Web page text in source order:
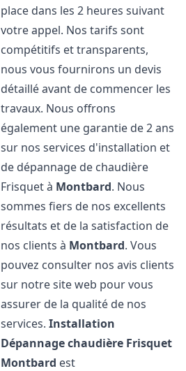
place dans les 2 heures suivant
votre appel. Nos tarifs sont
compétitifs et transparents,
nous vous fournirons un devis
détaillé avant de commencer les
travaux. Nous offrons
également une garantie de 2 ans
sur nos services d'installation et
de dépannage de chaudière
Frisquet à Montbard. Nous
sommes fiers de nos excellents
résultats et de la satisfaction de
nos clients à Montbard. Vous
pouvez consulter nos avis clients
sur notre site web pour vous
assurer de la qualité de nos
services.Installation
Dépannage chaudière Frisquet
Montbard est